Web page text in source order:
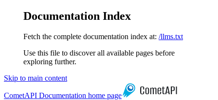
Documentation Index
Fetch the complete documentation index at: /llms.txt
Use this file to discover all available pages before
exploring further.
Skip to main content
CometAPI Documentation home page